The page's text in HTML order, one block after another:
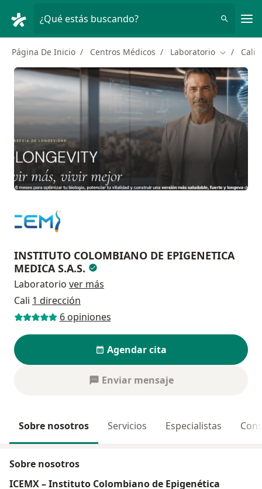
¿Qué estás buscando?
Página De Inicio Centros Médicos Laboratorio Cambiar
Cali
INSTITUTO COLOMBIANO DE EPIGENETICA
MEDICA S.A.S.
Laboratorio ver más
Cali 1 dirección
6 opiniones
Agendar cita
Enviar mensaje
Sobre nosotros Servicios Especialistas
Sobre nosotros
ICEMX – Instituto Colombiano de Epigenética